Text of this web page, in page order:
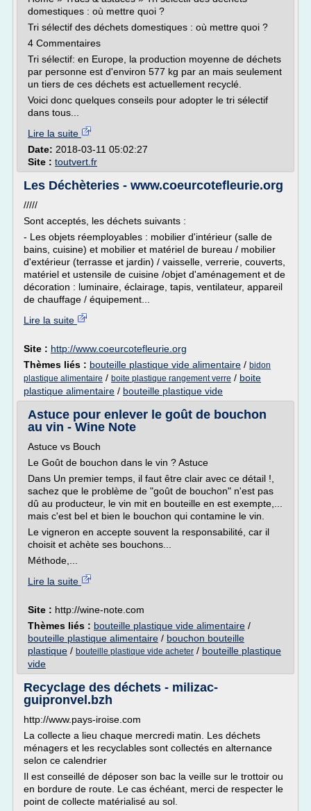
domestiques : où mettre quoi ?
Tri sélectif des déchets domestiques : où mettre quoi ?
4 Commentaires
Tri sélectif: en Europe, la production moyenne de déchets
par personne est d'environ 577 kg par an mais seulement
un tiers de ces déchets est actuellement recyclé.
Voici donc quelques conseils pour adopter le tri sélectif
dans tous...
Lire la suite
Date: 2018-03-11 05:02:27
Site : toutvert.fr
Les Déchèteries - www.coeurcotefleurie.org
/////
Sont acceptés, les déchets suivants :
- Les objets réemployables : mobilier d'intérieur (salle de
bains, cuisine) et mobilier et matériel de bureau / mobilier
d'extérieur (terrasse et jardin) / vaisselle, verrerie, couverts,
matériel et ustensile de cuisine /objet d'aménagement et de
décoration : luminaire, éclairage, tapis, ventilateur, appareil
de chauffage / équipement...
Lire la suite
Site : http://www.coeurcotefleurie.org
Thèmes liés : bouteille plastique vide alimentaire / bidon
plastique alimentaire / boite plastique rangement verre / boite
plastique alimentaire / bouteille plastique vide
Astuce pour enlever le goût de bouchon
au vin - Wine Note
Astuce vs Bouch
Le Goût de bouchon dans le vin ? Astuce
Dans Un premier temps, il faut être clair avec ce détail !,
sachez que le problème de "goût de bouchon" n'est pas
dû au producteur, le vin mit en bouteille en est exempte,...
mais c'est bel et bien le bouchon qui contamine le vin.
Le vigneron en accepte souvent la responsabilité, car il
choisit et achète ses bouchons...
Méthode,...
Lire la suite
Site : http://wine-note.com
Thèmes liés : bouteille plastique vide alimentaire /
bouteille plastique alimentaire / bouchon bouteille
plastique / bouteille plastique vide acheter / bouteille plastique
vide
Recyclage des déchets - milizac-
guipronvel.bzh
http://www.pays-iroise.com
La collecte a lieu chaque mercredi matin. Les déchets
ménagers et les recyclables sont collectés en alternance
selon ce calendrier
Il est conseillé de déposer son bac la veille sur le trottoir ou
en bordure de route. Le cas échéant, merci de respecter le
point de collecte matérialisé au sol.